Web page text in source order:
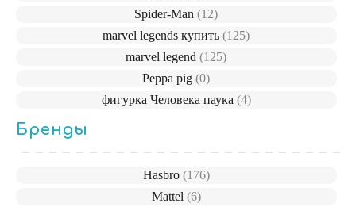
Spider-Man(12)
marvel legends купить(125)
marvel legend(125)
Peppa pig(0)
фигурка Человека паука (4)
Бренды
Hasbro (176)
Mattel (6)